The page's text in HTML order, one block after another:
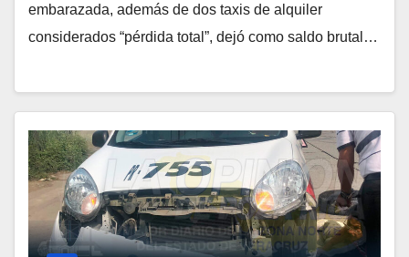
embarazada, además de dos taxis de alquiler
considerados “pérdida total”, dejó como saldo brutal…